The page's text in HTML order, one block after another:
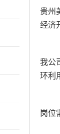
贵州
经济
我公
环利
岗位